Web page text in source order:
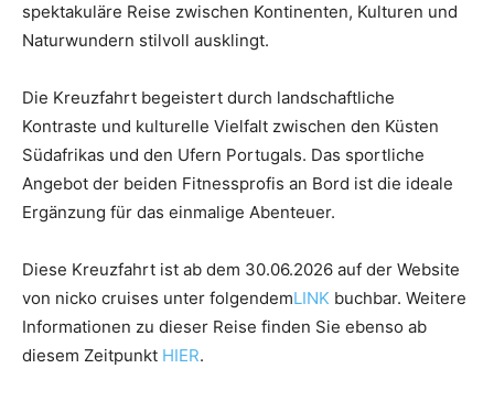
spektakuläre Reise zwischen Kontinenten, Kulturen und
Naturwundern stilvoll ausklingt.
Die Kreuzfahrt begeistert durch landschaftliche
Kontraste und kulturelle Vielfalt zwischen den Küsten
Südafrikas und den Ufern Portugals. Das sportliche
Angebot der beiden Fitnessprofis an Bord ist die ideale
Ergänzung für das einmalige Abenteuer.
Diese Kreuzfahrt ist ab dem 30.06.2026 auf der Website
von nicko cruises unter folgendemLINK buchbar. Weitere
Informationen zu dieser Reise finden Sie ebenso ab
diesem Zeitpunkt HIER.